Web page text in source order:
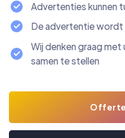
Advertenties kunnen
De advertentie
Wij denken graag
samen te stellen